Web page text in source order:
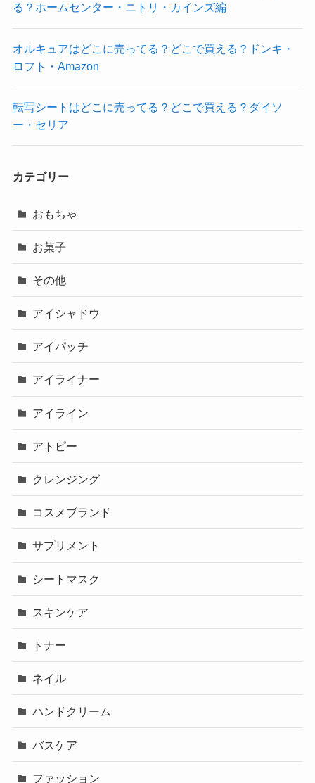
る？ホームセンター・ニトリ・カインズ編
オルキュアはどこに売ってる？どこで買える？ドンキ・
ロフト・Amazon
転写シートはどこに売ってる？どこで買える？ダイソ
ー・セリア
カテゴリー
おもちゃ
お菓子
その他
アイシャドウ
アイパッチ
アイライナー
アイライン
アトピー
クレンジング
コスメブランド
サプリメント
シートマスク
スキンケア
トナー
ネイル
ハンドクリーム
バスケア
ファッション